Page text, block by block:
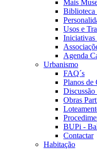
Mais
Usos e
Iniciativas
Agenda
Urbanismo
FAQ´s
Planos de
Obras
BUPi -
Contactar
Habitação